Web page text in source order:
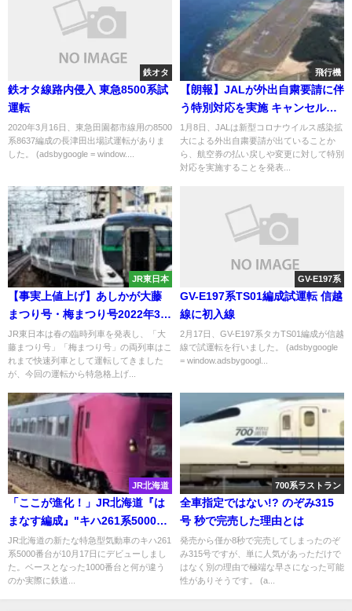
鉄オタ
鉄オタ線路内侵入 東急8500系試
運転
2020年3月16日、東急田園都市線用の8500
系8637編成の長津田出場試運転がありま
した。 (adsbygoogle = window....
飛行機
【朗報】JALが外出自粛要請に伴
う特別対応を実施 キャンセル・
変更手数料が無料に ただし条件
が...
1月8日、JALは新型コロナウイルス感染拡
大による外出自粛要請が出ていることか
ら、航空券の払い戻しや変更に対して特別
対応を実施することを発表...
JR東日本
【事実上値上げ】あしかが大藤
まつり号・梅まつり号2022年3月
から快速では特急へ格上げ
JR東日本は春の臨時列車を発表し、「大
藤まつり号」「梅まつり号」の両列車はこ
れまで快速列車として運転してきました
が、今回の運転から特急格上げ...
GV-E197系
GV-E197系TS01編成試運転 信越
線に初入線
2月17日、GV-E197系タカTS01編成が信越
線で試運転を行いました。 (adsbygoogle
= window.adsbygoogl...
JR北海道
「ここが進化！」JR北海道『は
まなす編成』"キハ261系5000番
台"に乗ってみた
JR北海道の新たな特急型気動車のキハ261
系5000番台が10月17日にデビューしまし
た。ベースとなった1000番台と何が違う
のか実際に鉄道...
700系ラストラン
全車指定ではない!? のぞみ315
号 秒で完売した理由とは
発売から僅か8秒で完売してしまったのぞ
み315号ですが、単に人気があっただけで
はなく別の理由で極端な早さになった可能
性がありそうです。 (a...